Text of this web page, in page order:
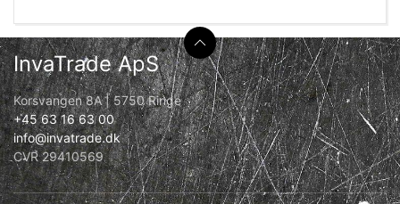
InvaTrade ApS
Korsvangen 8A | 5750 Ringe
+45 63 16 63 00
info@invatrade.dk
CVR 29410569